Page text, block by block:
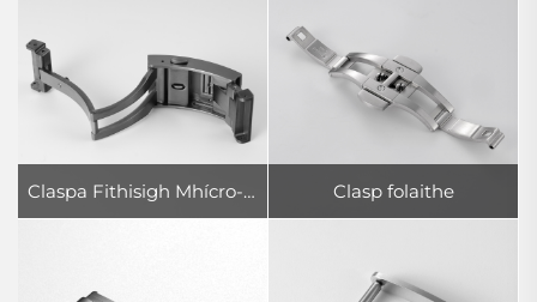
Claspa Fithisigh Mhícro-choigeartaithe Clasp folaithe